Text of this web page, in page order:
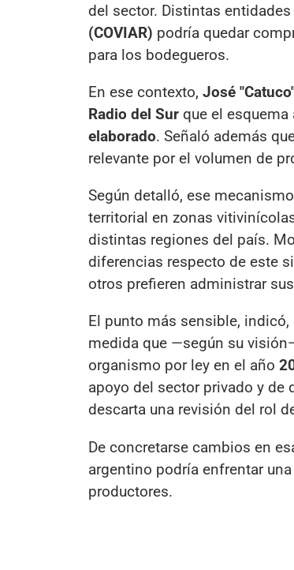
del sector. Distintas
(COVIAR) podría quedar
para los bodegueros.
En ese contexto, José
Radio del Sur que el
elaborado. Señaló además
relevante por el volumen de
Según detalló, ese
territorial en zonas
distintas regiones del país.
diferencias respecto de este
otros prefieren administrar
El punto más sensible,
medida que —según su
organismo por ley en el año
apoyo del sector privado y
descarta una revisión del rol
De concretarse cambios en
argentino podría enfrentar
productores.